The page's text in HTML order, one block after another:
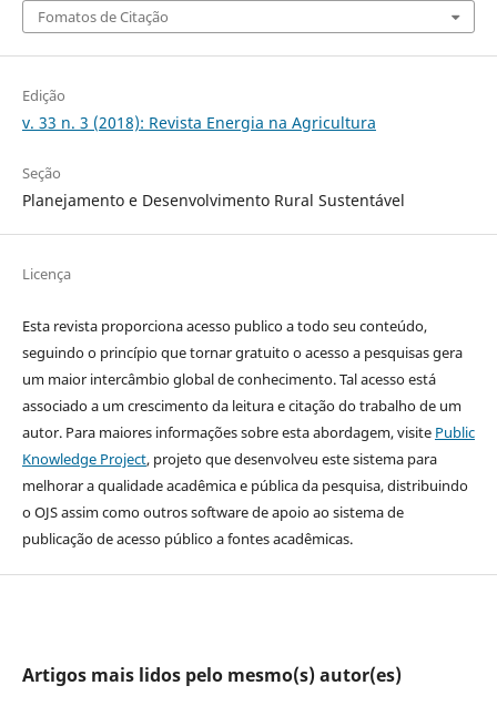
Fomatos de Citação
Edição
v. 33 n. 3 (2018): Revista Energia na Agricultura
Seção
Planejamento e Desenvolvimento Rural Sustentável
Licença
Esta revista proporciona acesso publico a todo seu conteúdo,
seguindo o princípio que tornar gratuito o acesso a pesquisas gera
um maior intercâmbio global de conhecimento. Tal acesso está
associado a um crescimento da leitura e citação do trabalho de um
autor. Para maiores informações sobre esta abordagem, visite Public
Knowledge Project, projeto que desenvolveu este sistema para
melhorar a qualidade acadêmica e pública da pesquisa, distribuindo
o OJS assim como outros software de apoio ao sistema de
publicação de acesso público a fontes acadêmicas.
Artigos mais lidos pelo mesmo(s) autor(es)